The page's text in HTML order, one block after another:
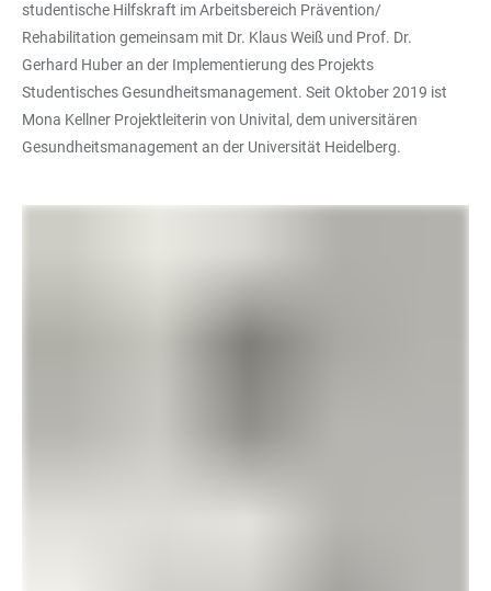
studentische Hilfskraft im Arbeitsbereich Prävention/
Rehabilitation gemeinsam mit Dr. Klaus Weiß und Prof. Dr.
Gerhard Huber an der Implementierung des Projekts
Studentisches Gesundheitsmanagement. Seit Oktober 2019 ist
Mona Kellner Projektleiterin von Univital, dem universitären
Gesundheitsmanagement an der Universität Heidelberg.